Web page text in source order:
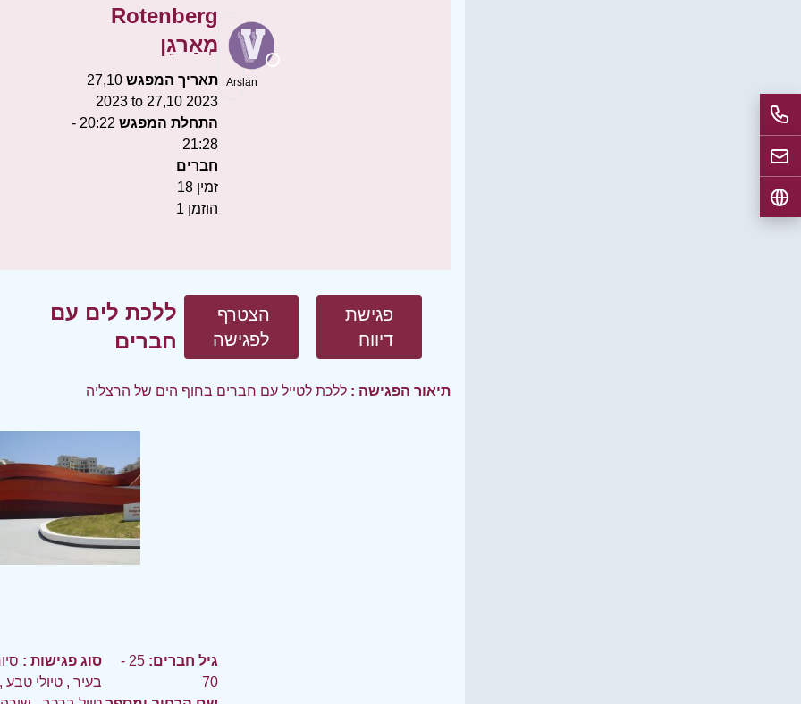
Rotenberg
מְאַרגֵן
תאריך המפגש 27,10
2023 to 27,10 2023
התחלת המפגש
20:22 -
21:28
חברים
18 זמין
1 הוזמן
Arslan
ללכת לים עם
חברים
הצטרף
לפגישה
פגישת
דיווח
תיאור הפגישה : ללכת לטייל עם חברים בחוף הים של הרצליה
סוג פגישות :
בעיר , טיולי טבע ,
גיל חברים:
25 -
70